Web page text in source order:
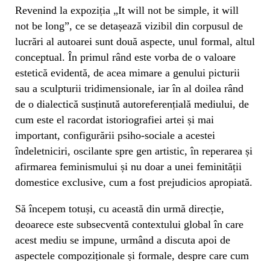
Revenind la expoziția „It will not be simple, it will
not be long”, ce se detașează vizibil din corpusul de
lucrări al autoarei sunt două aspecte, unul formal, altul
conceptual. În primul rând este vorba de o valoare
estetică evidentă, de acea mimare a genului picturii
sau a sculpturii tridimensionale, iar în al doilea rând
de o dialectică susținută autoreferențială mediului, de
cum este el racordat istoriografiei artei și mai
important, configurării psiho-sociale a acestei
îndeletniciri, oscilante spre gen artistic, în reperarea și
afirmarea feminismului și nu doar a unei feminității
domestice exclusive, cum a fost prejudicios apropiată.
Să începem totuși, cu această din urmă direcție,
deoarece este subsecventă contextului global în care
acest mediu se impune, urmând a discuta apoi de
aspectele compoziționale și formale, despre care cum